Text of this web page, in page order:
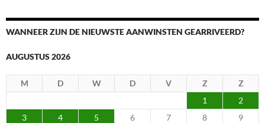
WANNEER ZIJN DE NIEUWSTE AANWINSTEN GEARRIVEERD?
AUGUSTUS 2026
M D W D V Z
Z
1
2
3
4 5 6 7 8
9